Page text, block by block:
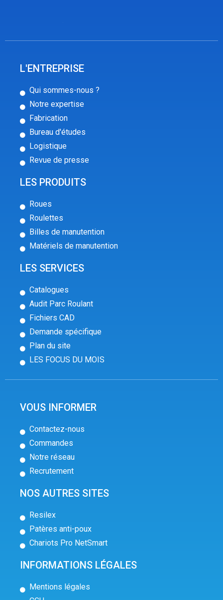
L'ENTREPRISE
Qui sommes-nous ?
Notre expertise
Fabrication
Bureau d'études
Logistique
Revue de presse
LES PRODUITS
Roues
Roulettes
Billes de manutention
Matériels de manutention
LES SERVICES
Catalogues
Audit Parc Roulant
Fichiers CAD
Demande spécifique
Plan du site
LES FOCUS DU MOIS
VOUS INFORMER
Contactez-nous
Commandes
Notre réseau
Recrutement
NOS AUTRES SITES
Resilex
Patères anti-poux
Chariots Pro NetSmart
INFORMATIONS LÉGALES
Mentions légales